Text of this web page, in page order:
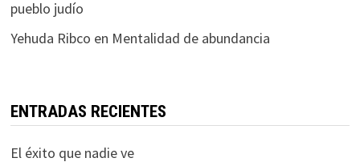
pueblo judío
Yehuda Ribco en Mentalidad de abundancia
ENTRADAS RECIENTES
El éxito que nadie ve